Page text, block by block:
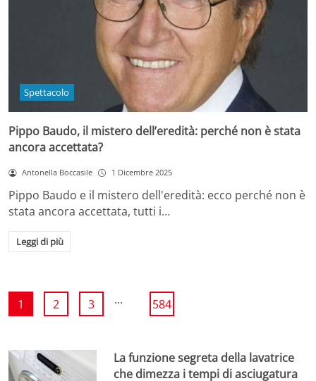
Spettacolo
Pippo Baudo, il mistero dell’eredità: perché non è stata
ancora accettata?
Antonella Boccasile 1 Dicembre 2025
Pippo Baudo e il mistero dell'eredità: ecco perché non è
stata ancora accettata, tutti i…
Leggi di più
1 2 3 ... 584
La funzione segreta della lavatrice
che dimezza i tempi di asciugatura